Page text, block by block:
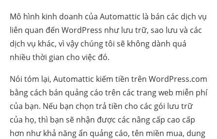
Mô hình kinh doanh của Automattic là bán các dịch vụ
liên quan đến WordPress như lưu trữ, sao lưu và các
dịch vụ khác, vì vậy chúng tôi sẽ không dành quá
nhiều thời gian cho việc đó.
Nói tóm lại, Automattic kiếm tiền trên WordPress.com
bằng cách bán quảng cáo trên các trang web miễn phí
của bạn. Nếu bạn chọn trả tiền cho các gói lưu trữ
của họ, thì bạn sẽ nhận được các nâng cấp cao cấp
hơn như khả năng ẩn quảng cáo, tên miền mua, dung